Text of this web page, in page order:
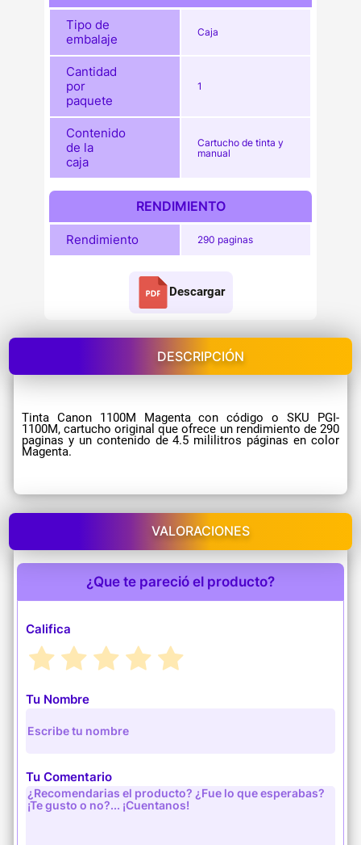
Tipo de
embalaje
Caja
Cantidad
por
paquete
1
Contenido
de la
caja
Cartucho de tinta y
manual
RENDIMIENTO
Rendimiento 290 paginas
Descargar
DESCRIPCIÓN
Tinta Canon 1100M Magenta con código o SKU PGI-
1100M, cartucho original que ofrece un rendimiento de 290
paginas y un contenido de 4.5 mililitros páginas en color
Magenta.
VALORACIONES
¿Que te pareció el producto?
Califica
Tu Nombre
Tu Comentario